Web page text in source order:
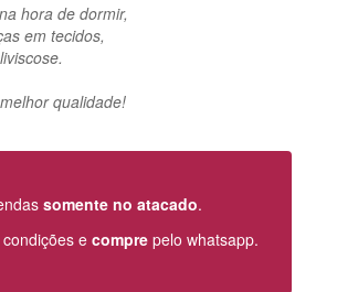
hora de dormir,
em tecidos,
qualidade!
somente no atacado.
e compre pelo whatsapp.